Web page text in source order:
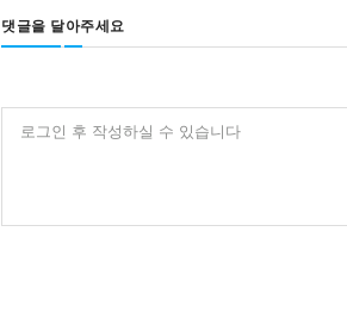
댓글을 달아주세요
로그인 후 작성하실 수 있습니다